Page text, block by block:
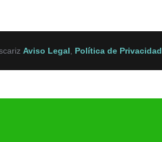
Aviso Legal Política de Privacidad